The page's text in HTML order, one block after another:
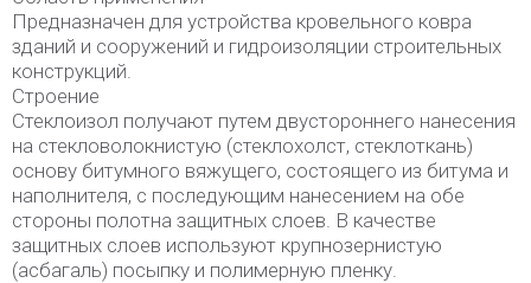
Предназначен для устройства кровельного ковра
зданий и сооружений и гидроизоляции строительных
конструкций.
Строение
Стеклоизол получают путем двустороннего нанесения
на стекловолокнистую (стеклохолст, стеклоткань)
основу битумного вяжущего, состоящего из битума и
наполнителя, с последующим нанесением на обе
стороны полотна защитных слоев. В качестве
защитных слоев используют крупнозернистую
(асбагаль) посыпку и полимерную пленку.